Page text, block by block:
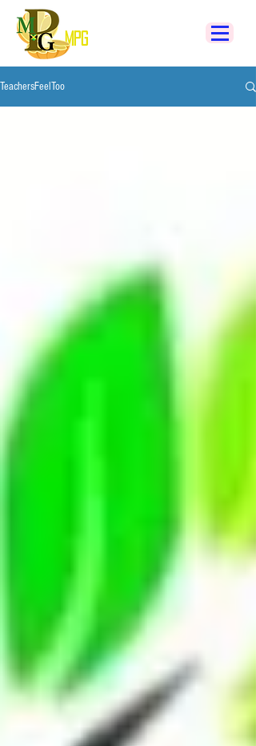
MPG
TeachersFeelToo